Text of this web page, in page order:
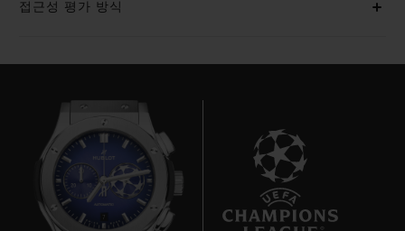
접근성 평가 방식
7